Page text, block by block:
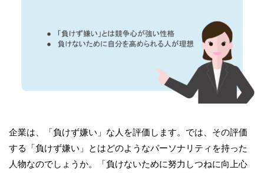
企業は、「負けず嫌い」な人を評価します。では、その評価
する「負けず嫌い」とはどのようなパーソナリティを持った
人物なのでしょうか。「負けないために努力しつねに向上心